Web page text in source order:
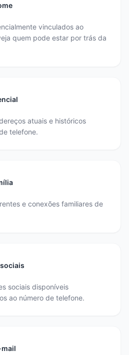
vinculados ao
quem pode estar por trás da
atuais e históricos
telefone.
e conexões familiares de
sociais disponíveis
ao número de telefone.
mail